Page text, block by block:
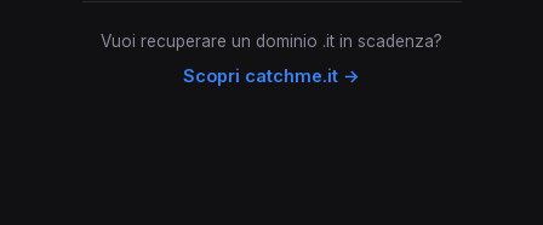
Vuoi recuperare un dominio .it in scadenza?
Scopri catchme.it →